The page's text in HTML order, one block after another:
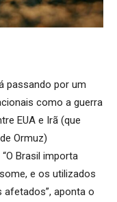
passando por um
como a guerra
EUA e Irã (que
Ormuz)
Brasil importa
e os utilizados
aponta o